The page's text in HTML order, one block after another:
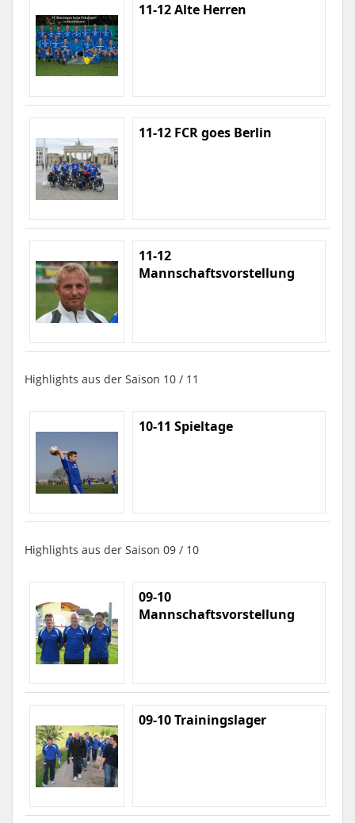
11-12 Alte Herren
11-12 FCR goes Berlin
11-12
Mannschaftsvorstellung
Highlights aus der Saison 10 / 11
10-11 Spieltage
Highlights aus der Saison 09 / 10
09-10
Mannschaftsvorstellung
09-10 Trainingslager